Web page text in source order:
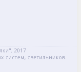
2017
систем, светильников.